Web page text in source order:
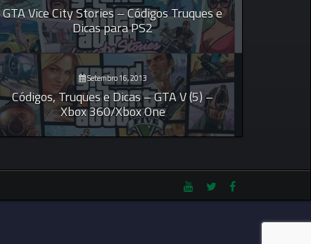
GTA Vice City Stories – Códigos Truques e
Dicas para PS2
Setembro 16, 2013
Códigos, Truques e Dicas – GTA V (5) –
Xbox 360/Xbox One